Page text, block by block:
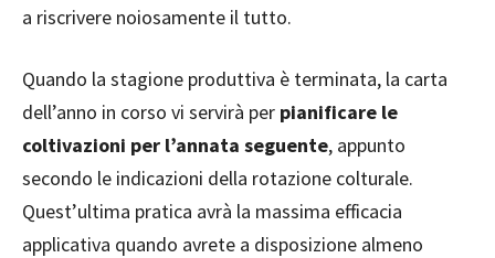
a riscrivere noiosamente il tutto.
Quando la stagione produttiva è terminata, la carta
dell’anno in corso vi servirà per pianificare le
coltivazioni per l’annata seguente, appunto
secondo le indicazioni della rotazione colturale.
Quest’ultima pratica avrà la massima efficacia
applicativa quando avrete a disposizione almeno